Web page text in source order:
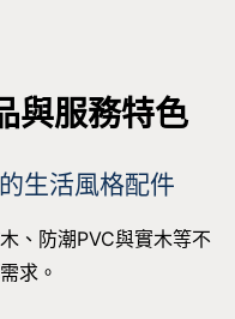
與服務特色
生活風格配件
、防潮PVC與實木等不
求。